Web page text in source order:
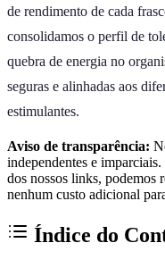
de rendimento de cada
consolidamos o perfil de
quebra de energia no
seguras e alinhadas aos
estimulantes.
Aviso de transparência:
independentes e
dos nossos links, podemos
nenhum custo adicional
Índice do